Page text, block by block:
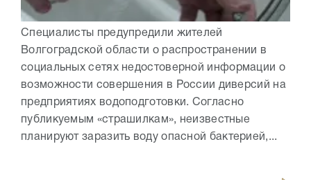
Специалисты предупредили жителей
Волгоградской области о распространении в
социальных сетях недостоверной информации о
возможности совершения в России диверсий на
предприятиях водоподготовки. Согласно
публикуемым «страшилкам», неизвестные
планируют заразить воду опасной бактерией,...